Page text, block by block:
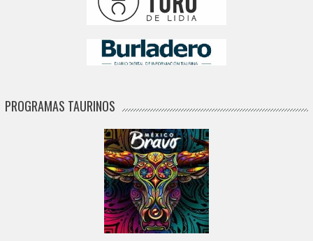
PROGRAMAS TAURINOS